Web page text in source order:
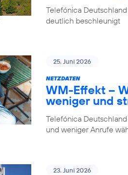
Telefónica
deutlich beschleunigt
25. Juni 2026
NETZDATEN
WM-Effekt –
weniger und
Telefónica
und weniger Anrufe
23. Juni 2026